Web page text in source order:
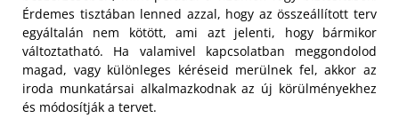
Érdemes tisztában lenned azzal, hogy az összeállított terv
egyáltalán nem kötött, ami azt jelenti, hogy bármikor
változtatható. Ha valamivel kapcsolatban meggondolod
magad, vagy különleges kéréseid merülnek fel, akkor az
iroda munkatársai alkalmazkodnak az új körülményekhez
és módosítják a tervet.